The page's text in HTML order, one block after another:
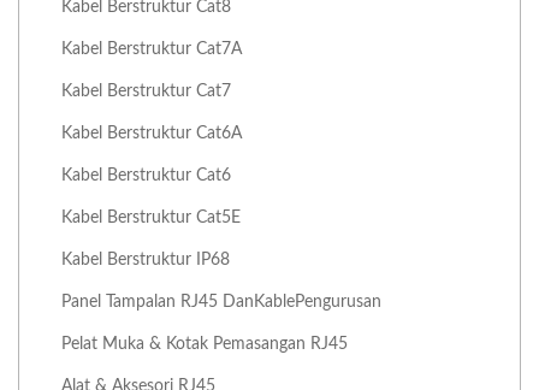
Kabel Berstruktur Cat8
Kabel Berstruktur Cat7A
Kabel Berstruktur Cat7
Kabel Berstruktur Cat6A
Kabel Berstruktur Cat6
Kabel Berstruktur Cat5E
Kabel Berstruktur IP68
Panel Tampalan RJ45 DanKablePengurusan
Pelat Muka & Kotak Pemasangan RJ45
Alat & Aksesori RJ45